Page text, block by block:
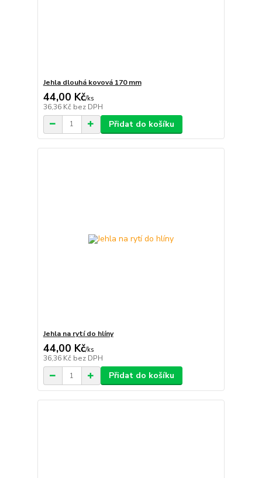
Jehla dlouhá kovová 170 mm
44,00 Kč/ks
36,36 Kč bez DPH
Přidat do košíku
Jehla na rytí do hlíny
44,00 Kč/ks
36,36 Kč bez DPH
Přidat do košíku